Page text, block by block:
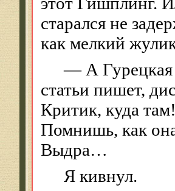
старался не
как мелкий
— А Гурецкая
статьи пишет,
Критик, куда
Помнишь, как
Выдра…
Я кивнул.